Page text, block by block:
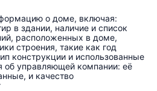
о доме, включая:
в здании, наличие и список
расположенных в доме,
строения, такие как год
конструкции и использованные
об управляющей компании: её
и качество